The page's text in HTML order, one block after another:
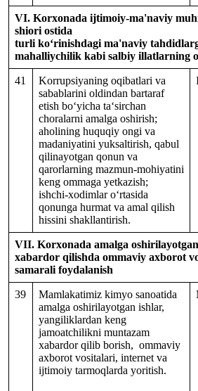
VI. Korxonada ijtimoiy-ma'naviy
shiori ostida
turli ko‘rinishdagi ma'naviy
mahalliychilik kabi salbiy illatlarning
41
Korrupsiyaning oqibatlari va
sabablarini oldindan bartaraf
etish bo‘yicha ta‘sirchan
choralarni amalga oshirish;
aholining huquqiy ongi va
madaniyatini yuksaltirish, qabul
qilinayotgan qonun va
qarorlarning mazmun-mohiyatini
keng ommaga yetkazish;
ishchi-xodimlar o‘rtasida
qonunga hurmat va amal qilish
hissini shakllantirish.
VII. Korxonada amalga
xabardor qilishda ommaviy axborot
samarali foydalanish
39
Mamlakatimiz kimyo sanoatida
amalga oshirilayotgan ishlar,
yangiliklardan keng
jamoatchilikni muntazam
xabardor qilib borish, ommaviy
axborot vositalari, internet va
ijtimoiy tarmoqlarda yoritish.